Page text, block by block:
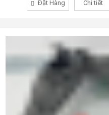
Đặt Hàng Chi tiết